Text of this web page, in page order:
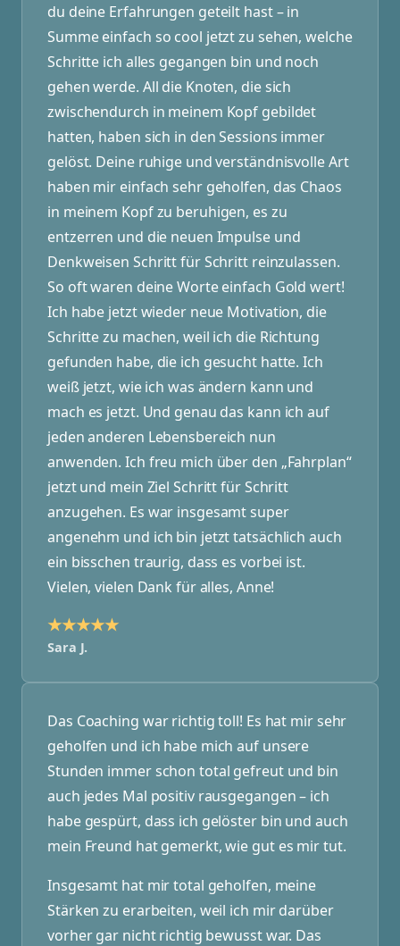
du deine Erfahrungen geteilt hast – in
Summe einfach so cool jetzt zu sehen, welche
Schritte ich alles gegangen bin und noch
gehen werde. All die Knoten, die sich
zwischendurch in meinem Kopf gebildet
hatten, haben sich in den Sessions immer
gelöst. Deine ruhige und verständnisvolle Art
haben mir einfach sehr geholfen, das Chaos
in meinem Kopf zu beruhigen, es zu
entzerren und die neuen Impulse und
Denkweisen Schritt für Schritt reinzulassen.
So oft waren deine Worte einfach Gold wert!
Ich habe jetzt wieder neue Motivation, die
Schritte zu machen, weil ich die Richtung
gefunden habe, die ich gesucht hatte. Ich
weiß jetzt, wie ich was ändern kann und
mach es jetzt. Und genau das kann ich auf
jeden anderen Lebensbereich nun
anwenden. Ich freu mich über den „Fahrplan“
jetzt und mein Ziel Schritt für Schritt
anzugehen. Es war insgesamt super
angenehm und ich bin jetzt tatsächlich auch
ein bisschen traurig, dass es vorbei ist.
Vielen, vielen Dank für alles, Anne!
★★★★★
Sara J.
Das Coaching war richtig toll! Es hat mir sehr
geholfen und ich habe mich auf unsere
Stunden immer schon total gefreut und bin
auch jedes Mal positiv rausgegangen – ich
habe gespürt, dass ich gelöster bin und auch
mein Freund hat gemerkt, wie gut es mir tut.
Insgesamt hat mir total geholfen, meine
Stärken zu erarbeiten, weil ich mir darüber
vorher gar nicht richtig bewusst war. Das